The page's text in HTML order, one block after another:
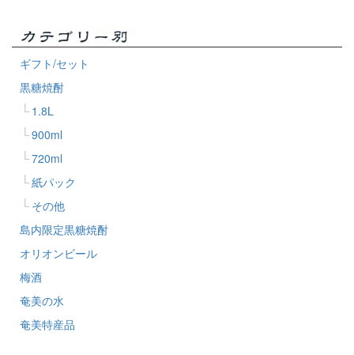
ギフト/セット
黒糖焼酎
1.8L
900ml
720ml
紙パック
その他
島内限定黒糖焼酎
オリオンビール
梅酒
奄美の水
奄美特産品